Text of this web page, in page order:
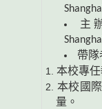
主
帶隊
本校專任
本校國
量。